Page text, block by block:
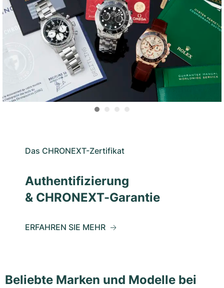
Das CHRONEXT-Zertifikat
Authentifizierung
& CHRONEXT-Garantie
ERFAHREN SIE MEHR
Beliebte Marken und Modelle bei